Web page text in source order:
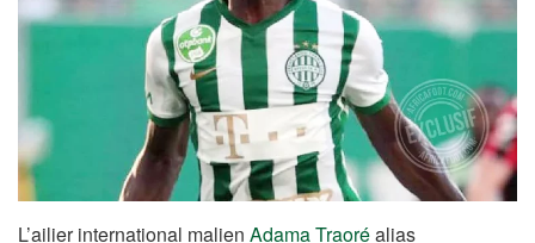
L’ailier international malien Adama Traoréalias